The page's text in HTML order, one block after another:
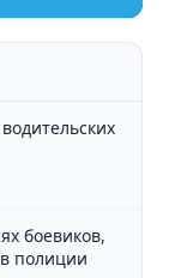
боевиков,
полиции